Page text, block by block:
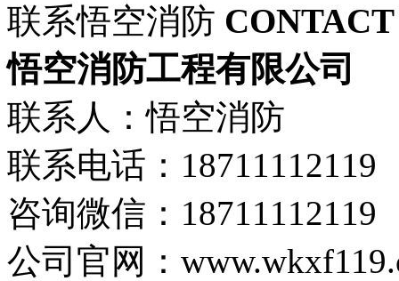
联系悟空消防 CONTACT
悟空消防工程有限公司
联系人：悟空消防
联系电话： 18711112119
咨询微信：18711112119
公司官网：